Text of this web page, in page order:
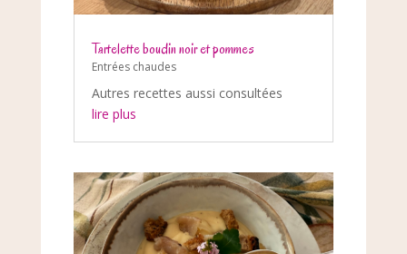
Tartelette boudin noir et pommes
Entrées chaudes
Autres recettes aussi consultées
lire plus